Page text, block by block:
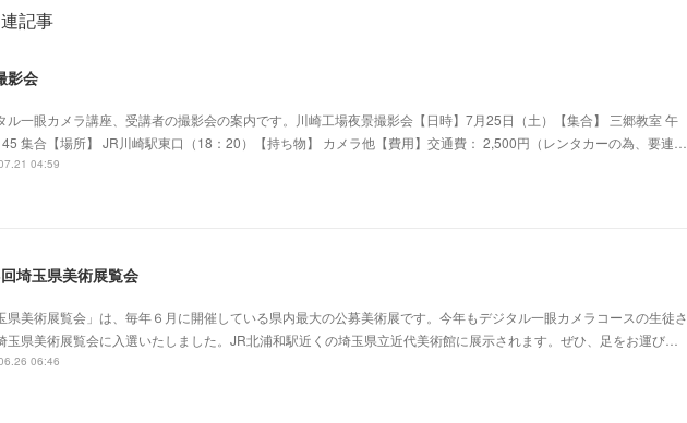
記事
影会
ル一眼カメラ講座、受講者の撮影会の案内です。川崎工場夜景撮影会【日時】7月25日（土）【集合】 三郷教室 午
集合【場所】 JR川崎駅東口（18：20）【持ち物】 カメラ他【費用】交通費： 2,500円（レンタカーの為、要連…
04:59
埼玉県美術展覧会
県美術展覧会」は、毎年６月に開催している県内最大の公募美術展です。今年もデジタル一眼カメラコースの生徒さ
玉県美術展覧会に入選いたしました。JR北浦和駅近くの埼玉県立近代美術館に展示されます。ぜひ、足をお運び…
06:46